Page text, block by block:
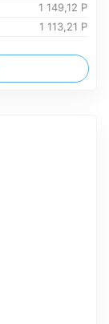
1 149,12 Р
1 113,21 Р